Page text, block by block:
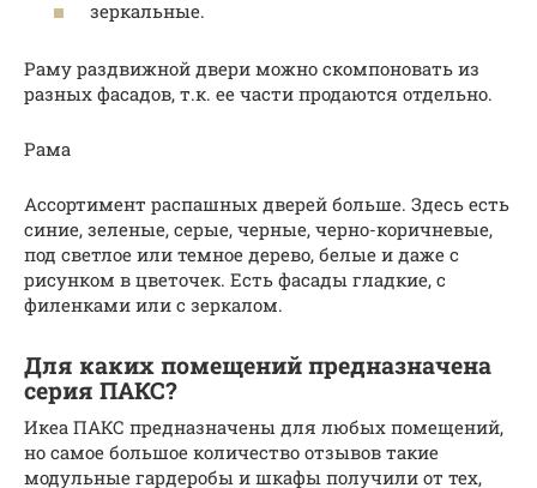
зеркальные.
Раму раздвижной двери можно скомпоновать из
разных фасадов, т.к. ее части продаются отдельно.
Рама
Ассортимент распашных дверей больше. Здесь есть
синие, зеленые, серые, черные, черно-коричневые,
под светлое или темное дерево, белые и даже с
рисунком в цветочек. Есть фасады гладкие, с
филенками или с зеркалом.
Для каких помещений предназначена
серия ПАКС?
Икеа ПАКС предназначены для любых помещений,
но самое большое количество отзывов такие
модульные гардеробы и шкафы получили от тех,